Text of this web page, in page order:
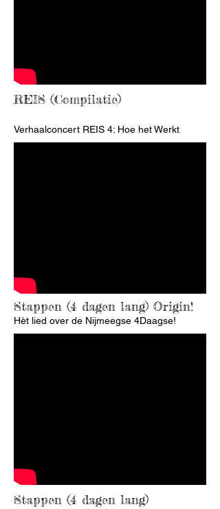
REIS (Compilatie)
Verhaalconcert REIS 4: Hoe het Werkt
Stappen (4 dagen lang) Origin!
Hèt lied over de Nijmeegse 4Daagse!
Stappen (4 dagen lang)